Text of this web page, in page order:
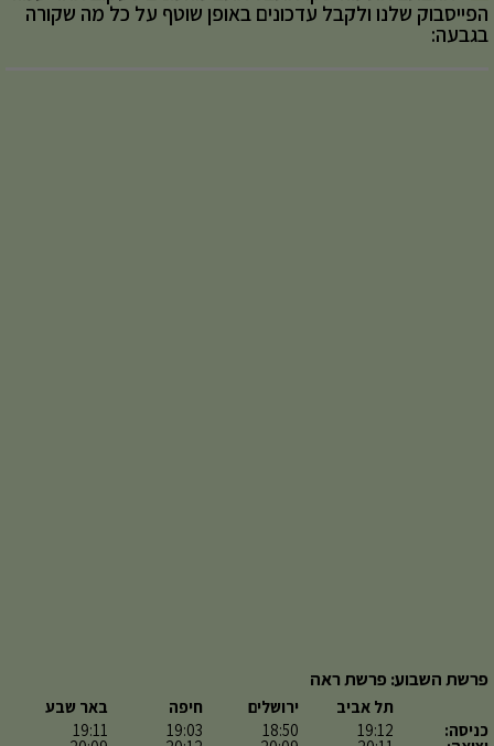
הפייסבוק שלנו ולקבל עדכונים באופן שוטף על כל מה שקורה
בגבעה:
פרשת השבוע: פרשת ראה
כניסה:
תל אביב
19:12
ירושלים
18:50
חיפה
19:03
באר שבע
19:11